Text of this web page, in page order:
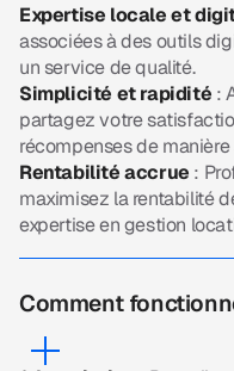
Expertise locale et
associées à des outils
un service de qualité.
Simplicité et rapidité :
partagez votre
récompenses de
Rentabilité accrue :
maximisez la rentabilité
expertise en gestion
Comment